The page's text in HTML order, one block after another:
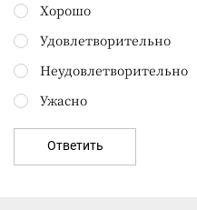
Хорошо
Удовлетворительно
Неудовлетворительно
Ужасно
Ответить